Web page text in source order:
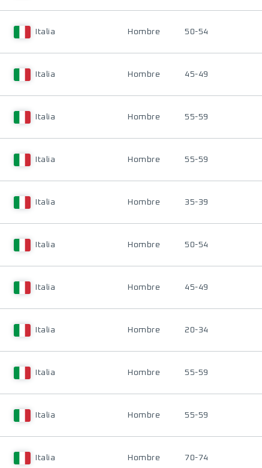
Italia Hombre 50-54
Italia Hombre 45-49
Italia Hombre 55-59
Italia Hombre 55-59
Italia Hombre 35-39
Italia Hombre 50-54
Italia Hombre 45-49
Italia Hombre 20-34
Italia Hombre 55-59
Italia Hombre 55-59
Italia Hombre 70-74